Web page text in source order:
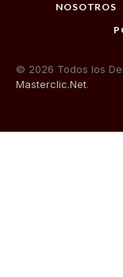
NOSOTROS
© 2026 Todos los
Masterclic.Net.